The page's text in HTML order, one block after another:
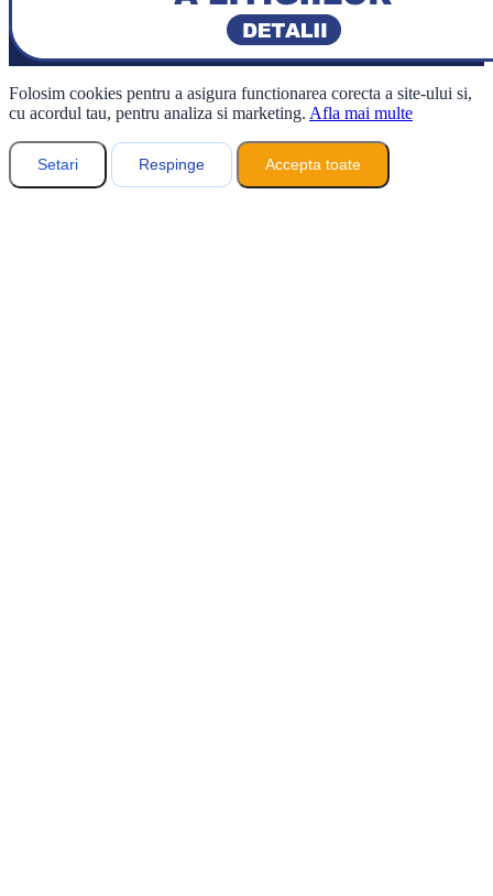
Folosim cookies pentru a asigura functionarea corecta a site-ului si,
cu acordul tau, pentru analiza si marketing. Afla mai multe
Setari Respinge Accepta toate